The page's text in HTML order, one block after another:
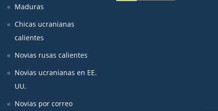
Maduras
Chicas ucranianas
calientes
Novias rusas calientes
Novias ucranianas en EE.
UU.
Novias por correo